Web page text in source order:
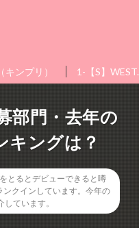
ンプリ） 1-【S】WEST.
部門・去年の
キングは？
とるとデビューできると噂
クインしています。今年の
ています。